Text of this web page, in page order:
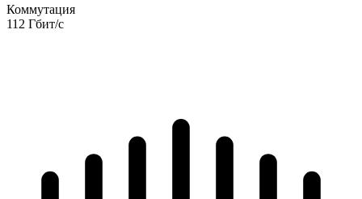
Коммутация
112 Гбит/с